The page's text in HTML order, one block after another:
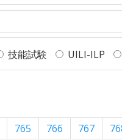
技能試験 UILI-ILP
765 766 767